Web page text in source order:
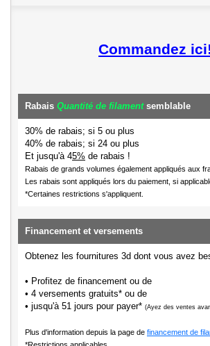
Commandez ici!
Rabais Quantité de filamentsemblable
30% de rabais; si 5 ou plus
40% de rabais; si 24 ou plus
Et jusqu'à 45% de rabais !
Rabais de grands volumes également appliqués aux
Les rabais sont appliqués lors du paiement, si
*Certaines restrictions s'appliquent.
Financement et versements
Obtenez les fournitures 3d dont vous avez
• Profitez de financement ou de
• 4 versements gratuits* ou de
• jusqu'à 51 jours pour payer* (Ayez des ventes
Plus d'information depuis la page de financement de